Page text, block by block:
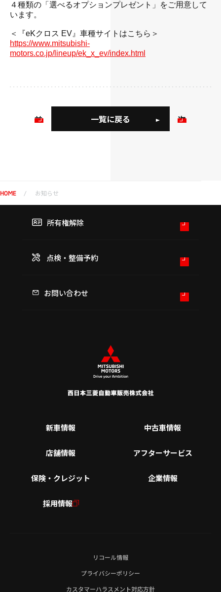
４種類の「選べるオプションプレゼント」をご用意して
います。
＜『eKクロス EV』車種サイトはこちら＞
https://www.mitsubishi-
motors.co.jp/lineup/ek_x_ev/index.html
前
一覧に戻る
次
HOME お知らせ
所有権解除
点検・整備予約
お問い合わせ
新車情報 中古車情報
店舗情報 アフターサービス
保険・クレジット 企業情報
採用情報
リコール情報
プライバシーポリシー
カスタマーハラスメント対応方針